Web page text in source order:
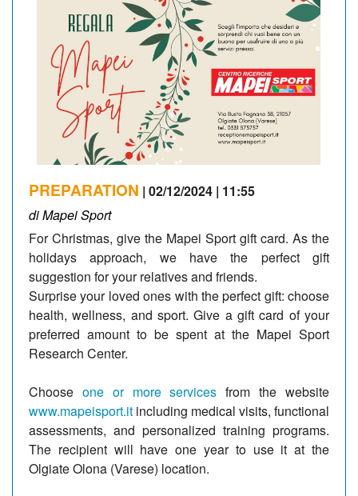
NEWSLETTER
PREPARATION | 02/12/2024 | 11:55
di Mapei Sport
For Christmas, give the Mapei Sport gift card. As the
holidays approach, we have the perfect gift
suggestion for your relatives and friends.
Surprise your loved ones with the perfect gift: choose
health, wellness, and sport. Give a gift card of your
preferred amount to be spent at the Mapei Sport
Research Center.
Choose one or more services from the website
www.mapeisport.it including medical visits, functional
assessments, and personalized training programs.
The recipient will have one year to use it at the
Olgiate Olona (Varese) location.